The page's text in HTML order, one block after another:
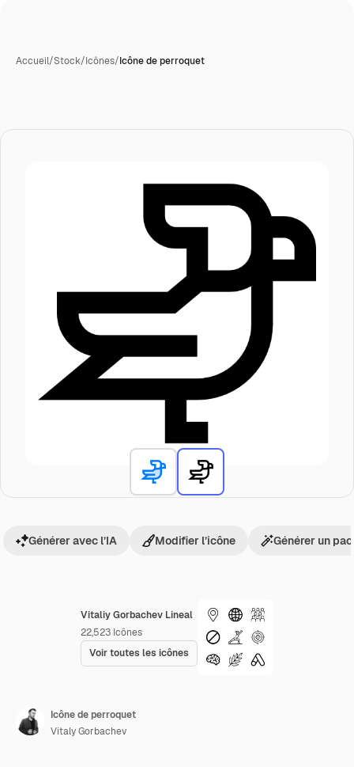
Accueil/Stock/Icônes/Icône de perroquet
Vitaliy Gorbachev Lineal
22,523 Icônes
Voir toutes les icônes
Générer avec l’IA Modifier l’icône Générer un
Icône de perroquet
Vitaly Gorbachev